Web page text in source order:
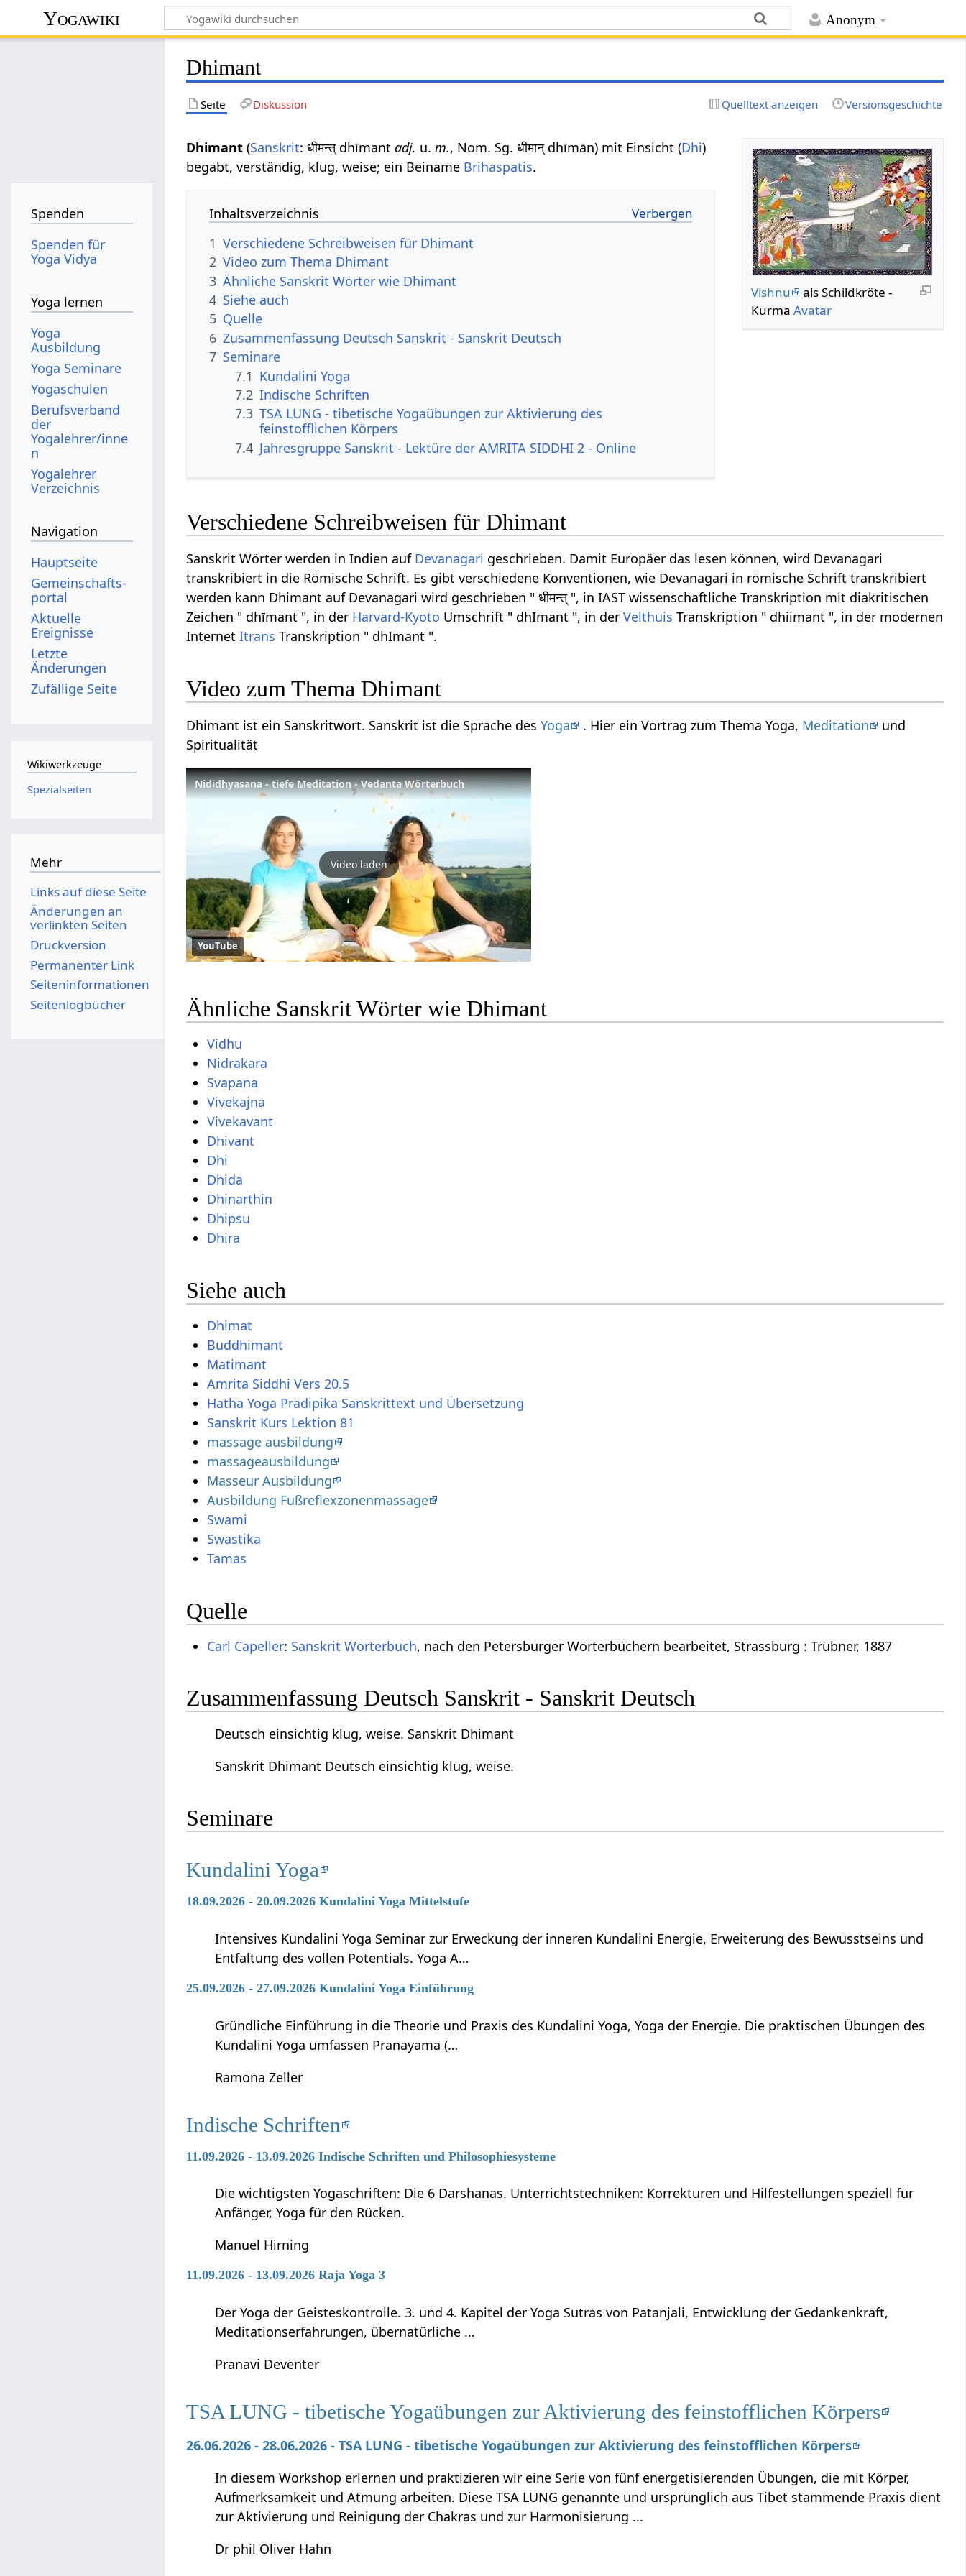
Anonym
Yogawiki
Dhimant
Seite Diskussion Quelltext anzeigen Versionsgeschichte
Vishnu
als Schildkröte -
KurmaAvatar
Dhimant (Sanskrit: धीमन्त् dhīmantadj. u.m., Nom. Sg. धीमान् dhīmān) mit Einsicht (Dhi)
begabt, verständig, klug, weise; ein Beiname Brihaspatis.
Inhaltsverzeichnis
1 Verschiedene Schreibweisen für Dhimant
2 Video zum Thema Dhimant
3 Ähnliche Sanskrit Wörter wie Dhimant
4 Siehe auch
5 Quelle
6 Zusammenfassung Deutsch Sanskrit - Sanskrit Deutsch
7 Seminare
7.1 Kundalini Yoga
7.2 Indische Schriften
7.3 TSA LUNG - tibetische Yogaübungen zur Aktivierung des
feinstofflichen Körpers
7.4 Jahresgruppe Sanskrit - Lektüre der AMRITA SIDDHI 2 - Online
Verschiedene Schreibweisen für Dhimant
Sanskrit Wörter werden in Indien auf Devanagari geschrieben. Damit Europäer das lesen können, wird Devanagari
transkribiert in die Römische Schrift. Es gibt verschiedene Konventionen, wie Devanagari in römische Schrift transkribiert
werden kann Dhimant auf Devanagari wird geschrieben " धीमन्त् ", in IAST wissenschaftliche Transkription mit diakritischen
Zeichen " dhīmant ", in der Harvard-Kyoto Umschrift " dhImant ", in derVelthuis Transkription " dhiimant ", in der modernen
InternetItrans Transkription " dhImant ".
Video zum Thema Dhimant
Dhimant ist ein Sanskritwort. Sanskrit ist die Sprache desYoga . Hier ein Vortrag zum Thema Yoga, Meditation
und
Spiritualität
Nididhyasana - tiefe Meditation - Vedanta Wörterbuch
Video laden
YouTube
Ähnliche Sanskrit Wörter wie Dhimant
Vidhu
Nidrakara
Svapana
Vivekajna
Vivekavant
Dhivant
Dhi
Dhida
Dhinarthin
Dhipsu
Dhira
Siehe auch
Dhimat
Buddhimant
Matimant
Amrita Siddhi Vers 20.5
Hatha Yoga Pradipika Sanskrittext und Übersetzung
Sanskrit Kurs Lektion 81
massage ausbildung
massageausbildung
Masseur Ausbildung
Ausbildung Fußreflexzonenmassage
Swami
Swastika
Tamas
Quelle
Carl Capeller: Sanskrit Wörterbuch, nach den Petersburger Wörterbüchern bearbeitet, Strassburg : Trübner, 1887
Zusammenfassung Deutsch Sanskrit - Sanskrit Deutsch
Deutsch einsichtig klug, weise. Sanskrit Dhimant
Sanskrit Dhimant Deutsch einsichtig klug, weise.
Seminare
Kundalini Yoga
18.09.2026 - 20.09.2026 Kundalini Yoga Mittelstufe
Intensives Kundalini Yoga Seminar zur Erweckung der inneren Kundalini Energie, Erweiterung des Bewusstseins und
Entfaltung des vollen Potentials. Yoga A…
25.09.2026 - 27.09.2026 Kundalini Yoga Einführung
Gründliche Einführung in die Theorie und Praxis des Kundalini Yoga, Yoga der Energie. Die praktischen Übungen des
Kundalini Yoga umfassen Pranayama (…
Ramona Zeller
Indische Schriften
11.09.2026 - 13.09.2026 Indische Schriften und Philosophiesysteme
Die wichtigsten Yogaschriften: Die 6 Darshanas. Unterrichtstechniken: Korrekturen und Hilfestellungen speziell für
Anfänger, Yoga für den Rücken.
Manuel Hirning
11.09.2026 - 13.09.2026 Raja Yoga 3
Der Yoga der Geisteskontrolle. 3. und 4. Kapitel der Yoga Sutras von Patanjali, Entwicklung der Gedankenkraft,
Meditationserfahrungen, übernatürliche …
Pranavi Deventer
TSA LUNG - tibetische Yogaübungen zur Aktivierung des feinstofflichen Körpers
26.06.2026 - 28.06.2026 - TSA LUNG - tibetische Yogaübungen zur Aktivierung des feinstofflichen Körpers
In diesem Workshop erlernen und praktizieren wir eine Serie von fünf energetisierenden Übungen, die mit Körper,
Aufmerksamkeit und Atmung arbeiten. Diese TSA LUNG genannte und ursprünglich aus Tibet stammende Praxis dient
zur Aktivierung und Reinigung der Chakras und zur Harmonisierung ...
Dr phil Oliver Hahn
Spenden
Spenden für
Yoga Vidya
Yoga lernen
Yoga
Ausbildung
Yoga Seminare
Yogaschulen
Berufsverband
der
Yogalehrer/inne
n
Yogalehrer
Verzeichnis
Navigation
Hauptseite
Gemeinschafts­
portal
Aktuelle
Ereignisse
Letzte
Änderungen
Zufällige Seite
Wikiwerkzeuge
Spezialseiten
Mehr
Links auf diese Seite
Änderungen an
verlinkten Seiten
Druckversion
Permanenter Link
Seiten­­informationen
Seitenlogbücher